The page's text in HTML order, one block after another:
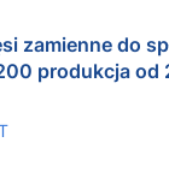
zamienne do
187.1200 produkcja